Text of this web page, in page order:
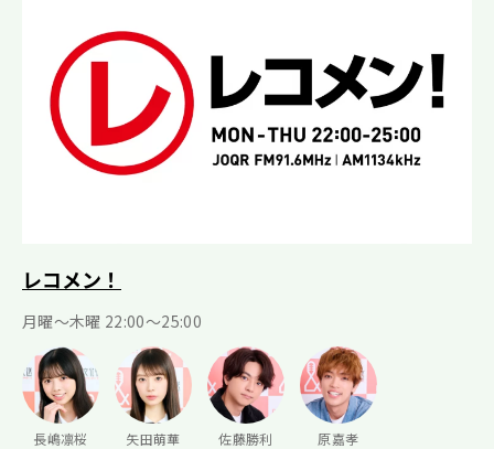
レコメン！
月曜〜木曜 22:00〜25:00
長嶋凛桜
矢田萌華
佐藤勝利
原嘉孝